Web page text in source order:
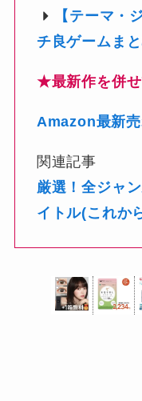
【テーマ・
チ良ゲームま
★最新作を併
Amazon最新
関連記事
厳選！全ジャ
イトル(これか